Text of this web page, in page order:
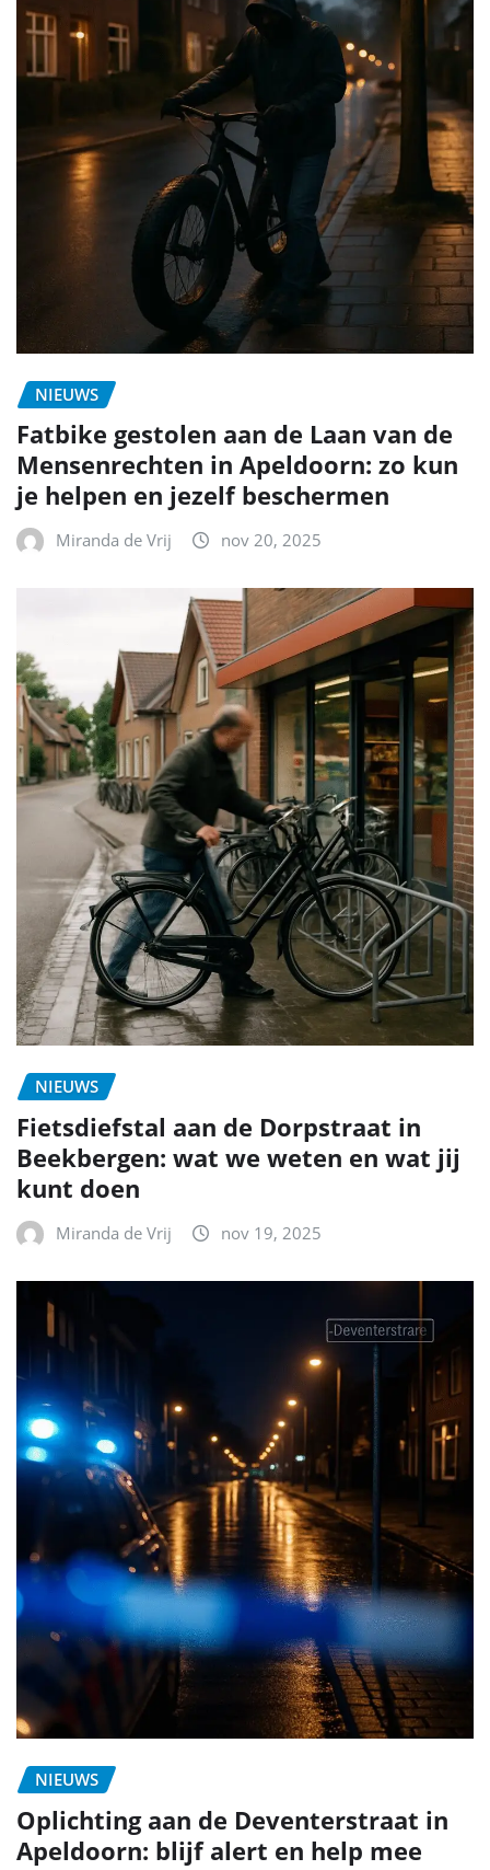
NIEUWS
Fatbike gestolen aan de Laan van de
Mensenrechten in Apeldoorn: zo kun
je helpen en jezelf beschermen
Miranda de Vrij nov 20, 2025
NIEUWS
Fietsdiefstal aan de Dorpstraat in
Beekbergen: wat we weten en wat jij
kunt doen
Miranda de Vrij nov 19, 2025
NIEUWS
Oplichting aan de Deventerstraat in
Apeldoorn: blijf alert en help mee